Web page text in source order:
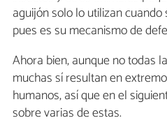
aguijón solo lo utilizan
pues es su mecanismo de
Ahora bien, aunque no todas
muchas sí resultan en
humanos, así que en el
sobre varias de estas.